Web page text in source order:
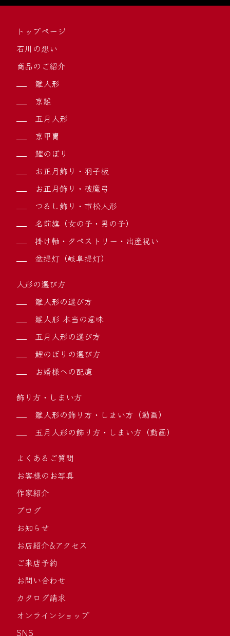
トップページ
石川の想い
商品のご紹介
雛人形
京雛
五月人形
京甲冑
鯉のぼり
お正月飾り・羽子板
お正月飾り・破魔弓
つるし飾り・市松人形
名前旗（女の子・男の子）
掛け軸・タペストリー・出産祝い
盆提灯（岐阜提灯）
人形の選び方
雛人形の選び方
雛人形 本当の意味
五月人形の選び方
鯉のぼりの選び方
お婿様への配慮
飾り方・しまい方
雛人形の飾り方・しまい方（動画）
五月人形の飾り方・しまい方（動画）
よくあるご質問
お客様のお写真
作家紹介
ブログ
お知らせ
お店紹介&アクセス
ご来店予約
お問い合わせ
カタログ請求
オンラインショップ
SNS